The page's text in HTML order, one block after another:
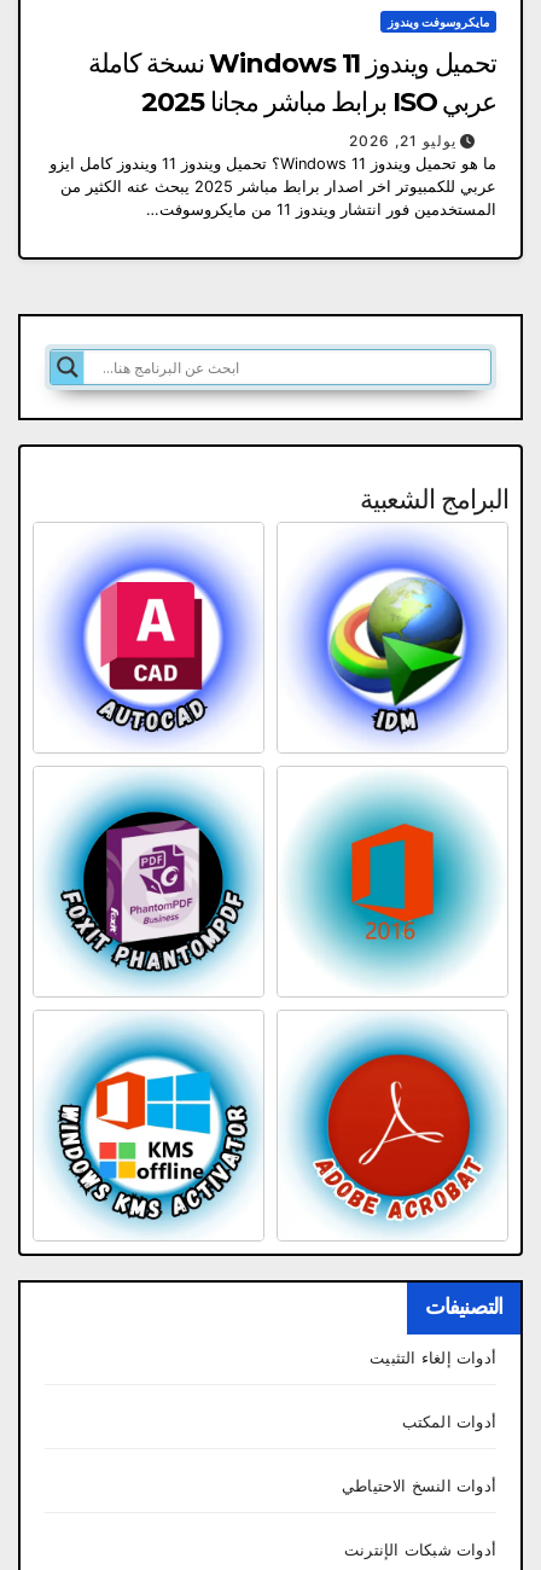
مايكروسوفت ويندوز
تحميل ويندوز 11 Windows نسخة كاملة
عربي ISO برابط مباشر مجانا 2025
يوليو 21, 2026
ما هو تحميل ويندوز 11 Windows؟ تحميل ويندوز 11 ويندوز كامل ايزو
عربي للكمبيوتر اخر اصدار برابط مباشر 2025 يبحث عنه الكثير من
المستخدمين فور انتشار ويندوز 11 من مايكروسوفت…
البرامج الشعبية
التصنيفات
أدوات إلغاء التثبيت
أدوات المكتب
أدوات النسخ الاحتياطي
أدوات شبكات الإنترنت